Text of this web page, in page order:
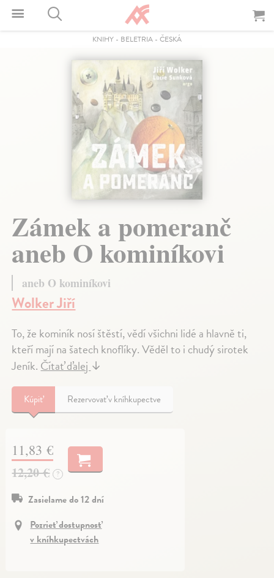
KNIHY - BELETRIA - ČESKÁ
Zámek a pomeranč
aneb O kominíkovi
aneb O kominíkovi
Wolker Jiří
To, že kominík nosí štěstí, vědí všichni lidé a hlavně ti,
kteří mají na šatech knoflíky. Věděl to i chudý sirotek
Jeník.Čítať ďalej↓
Kúpiť Rezervovať v kníhkupectve
11,83 €
12,20 €
?
Zasielame do 12 dní
Pozrieť dostupnosť
v kníhkupectvách